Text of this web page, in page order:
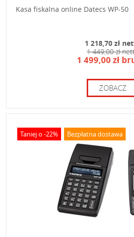
Kasa fiskalna online Datecs WP-50
1 218,70 zł
1 449,00 zł
1 499,00 zł
ZOBACZ
Taniej o -22% Bezpłatna dostawa